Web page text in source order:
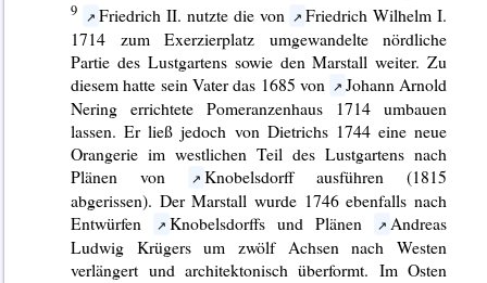
Friedrich II. nutzte die von
Friedrich Wilhelm I.
1714 zum Exerzierplatz umgewandelte nördliche
Partie des Lustgartens sowie den Marstall weiter. Zu
diesem hatte sein Vater das 1685 von
Johann Arnold
Nering errichtete Pomeranzenhaus 1714 umbauen
lassen. Er ließ jedoch von Dietrichs 1744 eine neue
Orangerie im westlichen Teil des Lustgartens nach
Plänen von
Knobelsdorff ausführen (1815
abgerissen). Der Marstall wurde 1746 ebenfalls nach
Entwürfen
Knobelsdorffs und Plänen
Andreas
Ludwig Krügers um zwölf Achsen nach Westen
verlängert und architektonisch überformt. Im Osten